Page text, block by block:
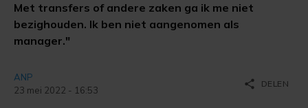
Met transfers of andere zaken ga ik me niet
bezighouden. Ik ben niet aangenomen als
manager."
ANP
23 mei 2022 - 16:53
share DELEN